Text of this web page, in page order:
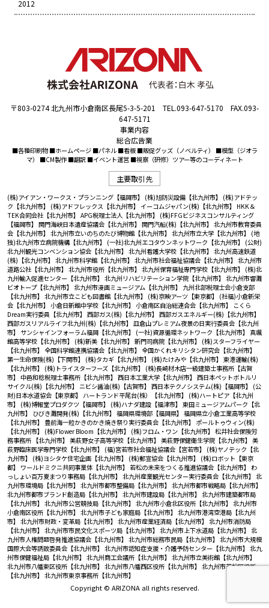
2012
〒803-0274 北九州市小倉南区長尾5-3-5-201 TEL.093-647-5170 FAX.093-
647-5171
事業内容
総合広告業
■各種印刷物 ■ホームページ ■パネル ■看板 ■販促グッズ（ノベルティ） ■模型（ジオラ
マ） ■CM製作 ■翻訳 ■イベント運営 ■視察（研修）ツアー等のコーディネート
主要取引先
(株)アイアン・ワークス・プランニング【福岡市】 (株)旭防災設備【北九州市】 (株)アドテッ
ク【北九州市】 (株)アドフレックス【北九州市】 イーコムジャパン(株)【北九州市】 HKK＆
TEK合同会社【北九州市】 APG税理士法人【北九州市】 (株)FFGビジネスコンサルティング
【福岡市】 関門海峡日本遺産協議会【北九州市】 関門汽船(株)【北九州市】 北九州市教育委員
会【北九州市】 北九州市立いのちのたび博物館【北九州市】 北九州市立大学【北九州市】 (地
独)北九州市立病院機構【北九州市】 (一社)北九州エコタウンネットワーク【北九州市】 (公財)
北九州観光コンベンション協会【北九州市】 北九州看護大学校【北九州市】 北九州高速鉄道
(株)【北九州市】 北九州市科学館【北九州市】 北九州市社会福祉協議会【北九州市】 北九州市
道路公社【北九州市】 北九州市役所【北九州市】 北九州保育福祉専門学校【北九州市】 (株)北
九州輸入促進センター【北九州市】 北九州リハビリテーション学院【北九州市】 北九州市響灘
ビオトープ【北九州市】 北九州市漫画ミュージアム【北九州市】 九州北部税理士会小倉支部
【北九州市】 北九州市立こども図書館【北九州市】 (株)京映アーツ【東京都】 (社福)小倉新栄
会【北九州市】 小倉日新館中学校【北九州市】 小倉南区自治総連合会【北九州市】
こくら
Dream実行委員【北九州市】 西部ガス(株)【北九州市】 西部ガスエネルギー(株)【北九州市】
西部ガスリアルライフ北九州(株)【北九州市】 皿倉山プレミアム夜景の日実行委員会【北九州
市】 サンシャインフォーラム福岡【北九州市】 (一社)資源循環ネットワーク【北九州市】 真颯
館高等学校【北九州市】 (株)新美【北九州市】 新門司病院【北九州市】 (株)スターフライヤー
【北九州市】 全国科学館連携協議会【北九州市】 全国かくれキリシタン研究会【北九州市】
第一生命保険(株)【下関市】 (株)タカギ【北九州市】 (株)たけみや【北九州市】 東港運輸(株)
【北九州市】 (株)トライスターフーズ【北九州市】 (株)長崎材木店一級建築士事務所【古賀
市】 中邑和稔税理士事務所【北九州市】 西日本工業大学【北九州市】 西日本ペットボトルリ
サイクル(株)【北九州市】 ニビシ醤油(株)【古賀市】 西日本テクノシステム(株)【福岡市】 (公
財)日本水道協会【東京都】 ハートランド平尾台(株）【北九州市】 (株)ハートピア【北九州
市】 (株)博報堂プロダクツ【福岡市】 (株)ハナダ建設【福津市】 東田ミュージアムパーク【北
九州市】 ひびき灘開発(株)【北九州市】 福岡県環境部【福岡県】 福岡県立小倉工業高等学校
【北九州市】 豊前海一粒かきのかき焼き祭り実行委員会【北九州市】 ポールトゥウィン(株)
【北九州市】 (株)Flower Bloom【北九州市】 (株)フロム・ワン【北九州市】 松井社会保険労
務事務所 【北九州市】 美萩野女子高等学校【北九州市】 美萩野保健衛生学院【北九州市】 美
萩野臨床医学専門学校【北九州市】 (福)宮若市社会福祉協議会【宮若市】 (株)ヤノテック【北
九州市】 (株)ヨシタケ住宅企画【北九州市】 (株)郵宣協会【北九州市】 (株)ロボット【東京
都】 ワールドミクニ共同事業体【北九州市】 若松の未来をつくる推進協議会【北九州市】 わ
っしょい百万夏まつり事務局【北九州市】 北九州産業観光センター実行委員会【北九州市】 北
九州市環境局【北九州市】 北九州市都市整備局【北九州市】 北九州市都市戦略局【北九州市】
北九州市都市ブランド創造局【北九州市】 北九州市建設局【北九州市】 北九州市建築都市局
【北九州市】 北九州市公営競技局【北九州市】 北九州市小倉北区役所【北九州市】 北九州市
小倉南区役所【北九州市】 北九州市子ども家庭局【北九州市】 北九州市港湾空港局【北九州
市】 北九州市財政・変革局【北九州市】 北九州市産業経済局【北九州市】 北九州市消防局
【北九州市】 北九州市市民文化スポーツ局【北九州市】 北九州市上下水道局【北九州市】 北
九州市人権問題啓発推進協議会【北九州市】 北九州市総務市民局【北九州市】 北九州市大規模
国際大会等誘致委員会【北九州市】 北九州市認知症支援・介護予防センター【北九州市】 北九
州市保健福祉局【北九州市】 北九州商工会議所【北九州市】 北九州市立美術館【北九州市】
北九州市八幡東区役所【北九州市】 北九州市八幡西区役所【北九州市】 北九州市若松区役所
【北九州市】 北九州市東京事務所【北九州市】
Copyright © ARIZONA all rights reserved.